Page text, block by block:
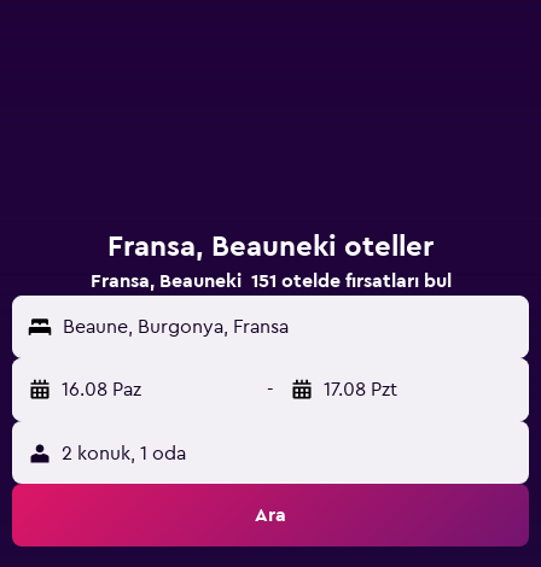
Fransa, Beauneki oteller
Fransa, Beauneki 151 otelde fırsatları bul
Beaune, Burgonya, Fransa
16.08 Paz - 17.08 Pzt
2 konuk, 1 oda
Ara